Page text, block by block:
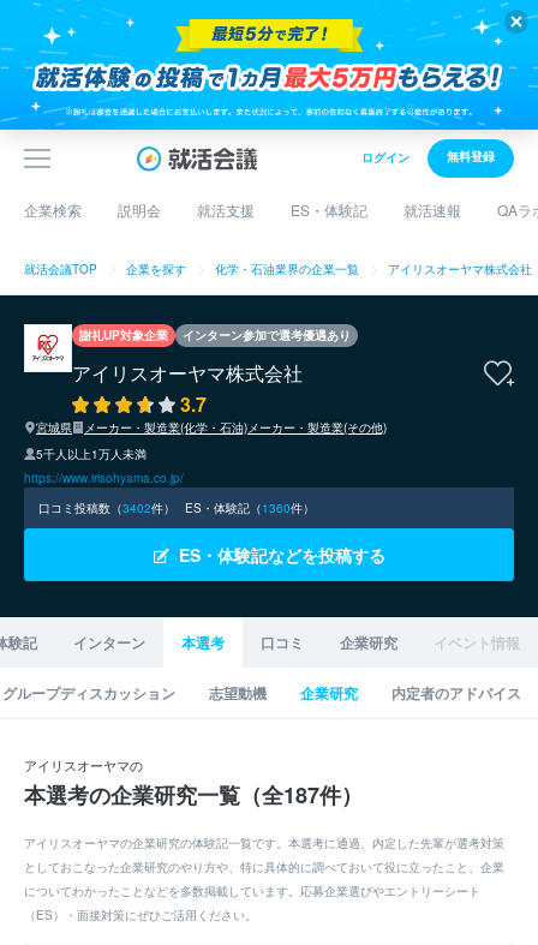
ログイン 無料登録
企業検索 説明会 就活支援 ES・体験記 就活速報 QAラ
就活会議TOP 企業を探す 化学・石油業界の企業一覧 アイリスオーヤマ株式会社
謝礼UP対象企業 インターン参加で選考優遇あり
アイリスオーヤマ株式会社
3.7
宮城県 メーカー・製造業(化学・石油) メーカー・製造業(その他)
5千人以上1万人未満
https://www.irisohyama.co.jp/
口コミ投稿数（3402件） ES・体験記（1360件）
ES・体験記などを投稿する
験記 インターン 本選考 口コミ 企業研究 イベント情報
グループディスカッション 志望動機 企業研究 内定者のアドバイス
アイリスオーヤマの
本選考の企業研究一覧（全187件）
アイリスオーヤマの企業研究の体験記一覧です。本選考に通過、内定した先輩が選考対策
としておこなった企業研究のやり方や、特に具体的に調べておいて役に立ったこと、企業
についてわかったことなどを多数掲載しています。応募企業選びやエントリーシート
（ES）・面接対策にぜひご活用ください。